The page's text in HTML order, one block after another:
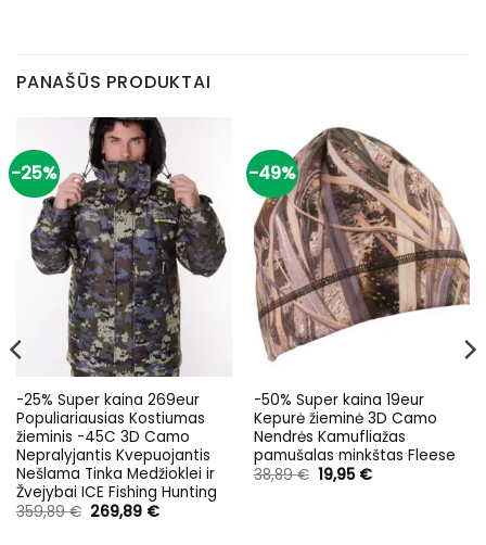
PANAŠŪS PRODUKTAI
-25%
-25% Super kaina 269eur
Populiariausias Kostiumas
žieminis -45C 3D Camo
Nepralyjantis Kvepuojantis
Nešlama Tinka Medžioklei ir
Žvejybai ICE Fishing Hunting
359,89€ Original
price
269,89 €Current
-49%
-50% Super kaina 19eur
Kepurė žieminė 3D Camo
Nendrės Kamufliažas
pamušalas minkštas Fleese
38,89€ Original
price
19,95 €Current